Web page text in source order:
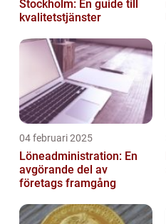
Stockholm: En guide till
kvalitetstjänster
04 februari 2025
Löneadministration: En
avgörande del av
företags framgång